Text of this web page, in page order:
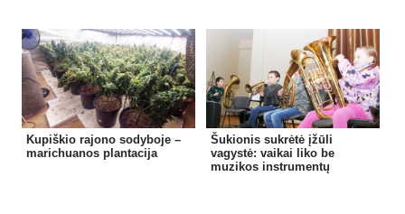
Kupiškio rajono sodyboje –
marichuanos plantacija
Šukionis sukrėtė įžūli
vagystė: vaikai liko be
muzikos instrumentų